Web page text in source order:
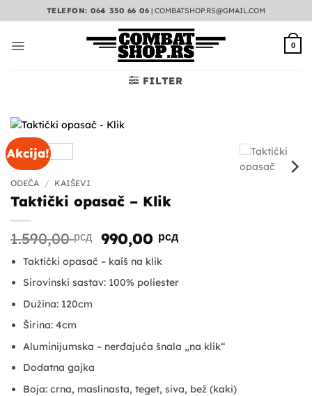
na
TELEFON: 064 350 66 06 |COMBATSHOP.RS@GMAIL.COM
0
FILTER
Akcija!
ODEĆA / KAIŠEVI
Taktički opasač – Klik
1.590,00рсд
Originalna
cena
je
bila:
990,00 рсдTrenutna
990,00 рсд.
Taktički opasač – kaiš na klik
Sirovinski sastav: 100% poliester
Dužina: 120cm
Širina: 4cm
Aluminijumska – nerđajuća šnala „na klik“
Dodatna gajka
Boja: crna, maslinasta, teget, siva, bež (kaki)